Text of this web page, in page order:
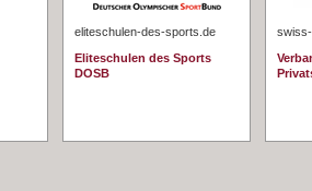
eliteschulen-des-sports.de
Eliteschulen des Sports
DOSB